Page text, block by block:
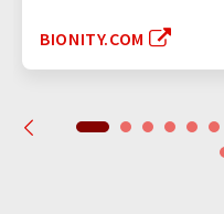
BIONITY.COM